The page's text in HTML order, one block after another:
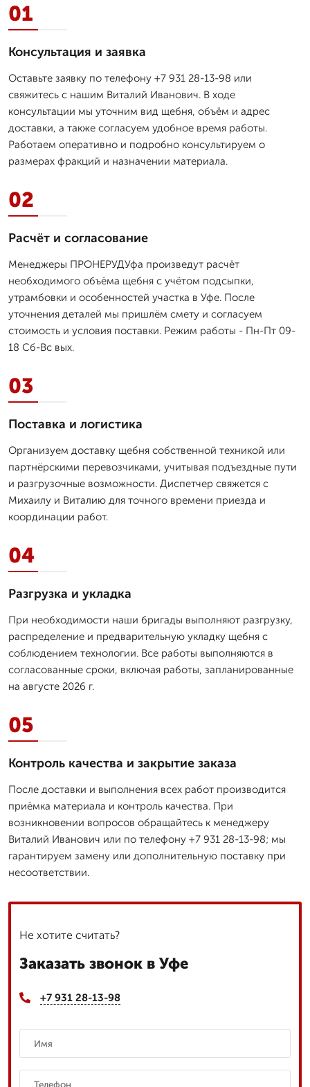
01
Консультация и заявка
Оставьте заявку по телефону +7 931 28-13-98 или
свяжитесь с нашим Виталий Иванович. В ходе
консультации мы уточним вид щебня, объём и адрес
доставки, а также согласуем удобное время работы.
Работаем оперативно и подробно консультируем о
размерах фракций и назначении материала.
02
Расчёт и согласование
Менеджеры ПРОНЕРУДУфа произведут расчёт
необходимого объёма щебня с учётом подсыпки,
утрамбовки и особенностей участка в Уфе. После
уточнения деталей мы пришлём смету и согласуем
стоимость и условия поставки. Режим работы - Пн-Пт 09-
18 Сб-Вс вых.
03
Поставка и логистика
Организуем доставку щебня собственной техникой или
партнёрскими перевозчиками, учитывая подъездные пути
и разгрузочные возможности. Диспетчер свяжется с
Михаилу и Виталию для точного времени приезда и
координации работ.
04
Разгрузка и укладка
При необходимости наши бригады выполняют разгрузку,
распределение и предварительную укладку щебня с
соблюдением технологии. Все работы выполняются в
согласованные сроки, включая работы, запланированные
на августе 2026 г.
05
Контроль качества и закрытие заказа
После доставки и выполнения всех работ производится
приёмка материала и контроль качества. При
возникновении вопросов обращайтесь к менеджеру
Виталий Иванович или по телефону +7 931 28-13-98; мы
гарантируем замену или дополнительную поставку при
несоответствии.
Не хотите считать?
Заказать звонок в Уфе
+7 931 28-13-98